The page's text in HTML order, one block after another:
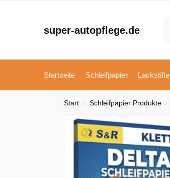
super-autopflege.de
Startseite Schleifpapier Lackstifte
Start / Schleifpapier Produkte /